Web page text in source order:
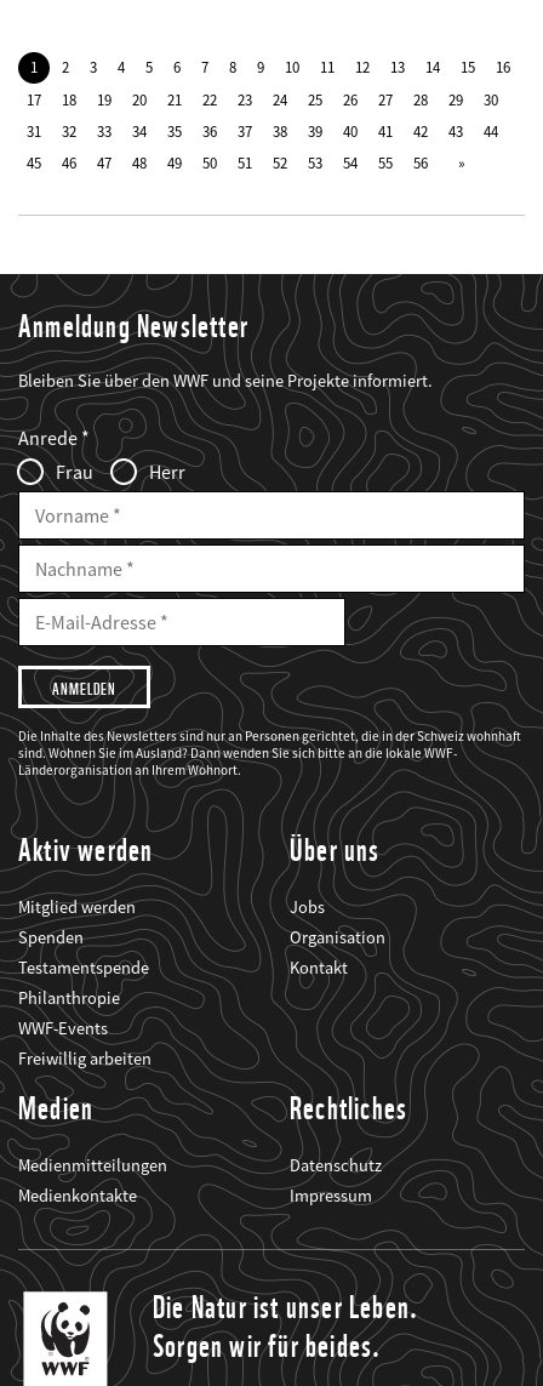
1 2 3 4 5 6 7 8 9 10 11 12 13 14 15
16
17
18 19 20 21 22 23 24 25 26 27 28 29
30
31
32 33 34 35 36 37 38 39 40 41 42 43
44
45
46 47 48 49 50 51 52 53 54 55 56
Anmeldung Newsletter
Bleiben Sie über den WWF und seine Projekte informiert.
Web2Case
Infofelder
Fieldset
anrede_name
Anrede
Frau
Herr
Vorname
Nachname
E-
Mailadresse
E-
Adresse
Ich
möchte,
dass
der
WWF
mich
über
seine
Projekte
informiert.
Die Inhalte des Newsletters sind nur an Personen gerichtet, die in der Schweiz wohnhaft
sind. Wohnen Sie im Ausland? Dann wenden Sie sich bitte an die lokale WWF-
Länderorganisation an Ihrem Wohnort.
Aktiv werden
Mitglied werden
Spenden
Testamentspende
Philanthropie
WWF-Events
Freiwillig arbeiten
Über uns
Jobs
Organisation
Kontakt
Medien
Medienmitteilungen
Medienkontakte
Rechtliches
Datenschutz
Impressum
Die Natur ist unser Leben.
Sorgen wir für beides.